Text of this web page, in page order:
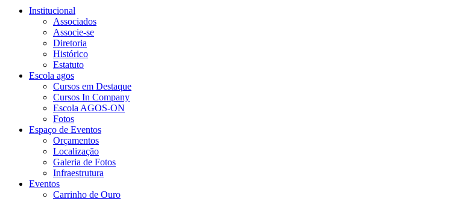
Institucional
Associados
Associe-se
Diretoria
Histórico
Estatuto
Escola agos
Cursos em Destaque
Cursos In Company
Escola AGOS-ON
Fotos
Espaço de Eventos
Orçamentos
Localização
Galeria de Fotos
Infraestrutura
Eventos
Carrinho de Ouro